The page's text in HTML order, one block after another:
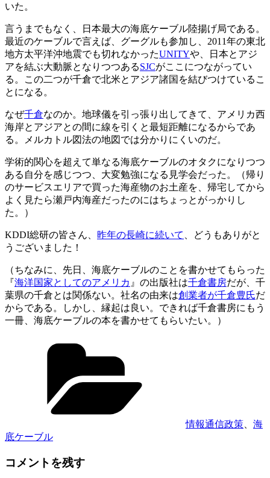
いた。
言うまでもなく、日本最大の海底ケーブル陸揚げ局である。
最近のケーブルで言えば、グーグルも参加し、2011年の東北
地方太平洋沖地震でも切れなかったUNITYや、日本とアジ
アを結ぶ大動脈となりつつあるSJCがここにつながってい
る。この二つが千倉で北米とアジア諸国を結びつけているこ
とになる。
なぜ千倉なのか。地球儀を引っ張り出してきて、アメリカ西
海岸とアジアとの間に線を引くと最短距離になるからであ
る。メルカトル図法の地図では分かりにくいのだ。
学術的関心を超えて単なる海底ケーブルのオタクになりつつ
ある自分を感じつつ、大変勉強になる見学会だった。（帰り
のサービスエリアで買った海産物のお土産を、帰宅してから
よく見たら瀬戸内海産だったのにはちょっとがっかりし
た。）
KDDI総研の皆さん、 昨年の長崎に続いて
、どうもありがと
うございました！
（ちなみに、先日、海底ケーブルのことを書かせてもらった
『海洋国家としてのアメリカ 』の出版社は千倉書房だが、千
葉県の千倉とは関係ない。社名の由来は創業者が千倉豊氏だ
からである。しかし、縁起は良い。できれば千倉書房にもう
一冊、海底ケーブルの本を書かせてもらいたい。）
情報通信政策
海
底ケーブル
コメントを残す